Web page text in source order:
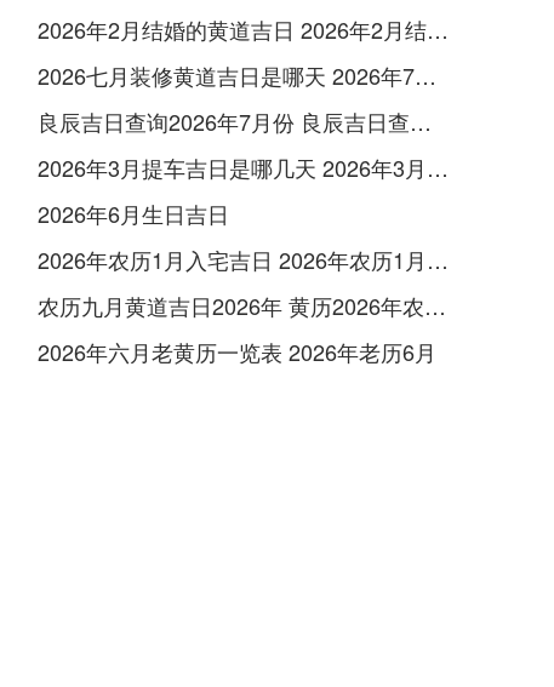
2026年2月结婚的黄道吉日 2026年2月结婚黄道吉日查询最新
2026七月装修黄道吉日是哪天 2026年7月装修吉日
良辰吉日查询2026年7月份 良辰吉日查询2026年1月份
2026年3月提车吉日是哪几天 2026年3月26号提车
2026年6月生日吉日
2026年农历1月入宅吉日 2026年农历1月入宅最好的日子
农历九月黄道吉日2026年 黄历2026年农历九月黄道吉日查询
2026年六月老黄历一览表 2026年老历6月